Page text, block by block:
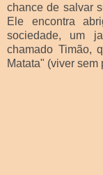
chance de salvar
Ele encontra
sociedade, um
chamado Timão,
Matata" (viver sem